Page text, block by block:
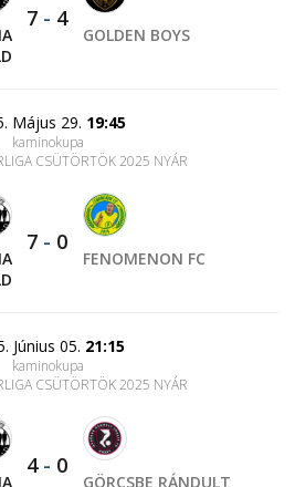
7 - 4
GOLDEN BOYS
Május 29. 19:45
kaminokupa
CSÜTÖRTÖK 2025 NYÁR
7 - 0
FENOMENON FC
Június 05. 21:15
kaminokupa
CSÜTÖRTÖK 2025 NYÁR
4- 0
GÖRCSBE RÁNDULT